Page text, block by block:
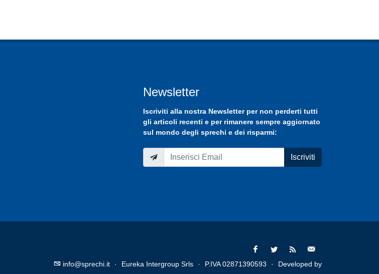
Newsletter
Iscriviti alla nostra Newsletterper non perderti tutti
gli articoli recenti e per rimanere sempre aggiornato
sul mondo degli sprechi e dei risparmi:
Iscriviti
info@sprechi.it · Eureka Intergroup Srls · P.IVA 02871390593 ·
Developed by